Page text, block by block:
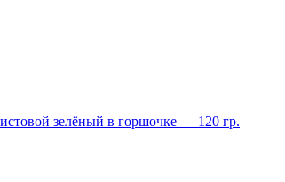
зелёный в горшочке — 120 гр.